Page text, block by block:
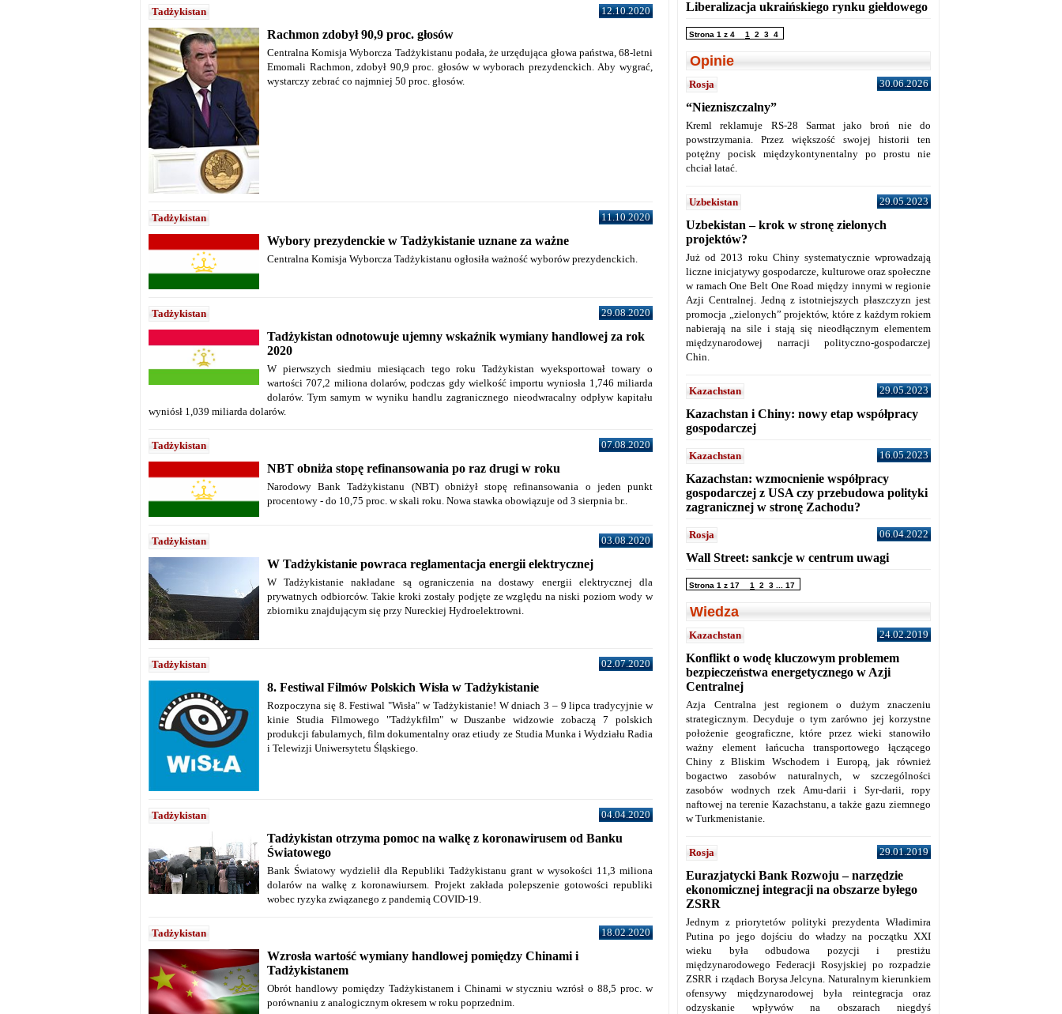
Tadżykistan 12.10.2020
Rachmon zdobył 90,9 proc. głosów
Centralna Komisja Wyborcza Tadżykistanu podała, że ​​urzędująca głowa państwa, 68-letni
Emomali Rachmon, zdobył 90,9 proc. głosów w wyborach prezydenckich. Aby wygrać,
wystarczy zebrać co najmniej 50 proc. głosów.
Tadżykistan 11.10.2020
Wybory prezydenckie w Tadżykistanie uznane za ważne
Centralna Komisja Wyborcza Tadżykistanu ogłosiła ważność wyborów prezydenckich.
Tadżykistan 29.08.2020
Tadżykistan odnotowuje ujemny wskaźnik wymiany handlowej za rok
2020
W pierwszych siedmiu miesiącach tego roku Tadżykistan wyeksportował towary o
wartości 707,2 miliona dolarów, podczas gdy wielkość importu wyniosła 1,746 miliarda
dolarów. Tym samym w wyniku handlu zagranicznego nieodwracalny odpływ kapitału
wyniósł 1,039 miliarda dolarów.
Tadżykistan 07.08.2020
NBT obniża stopę refinansowania po raz drugi w roku
Narodowy Bank Tadżykistanu (NBT) obniżył stopę refinansowania o jeden punkt
procentowy - do 10,75 proc. w skali roku. Nowa stawka obowiązuje od 3 sierpnia br..
Tadżykistan 03.08.2020
W Tadżykistanie powraca reglamentacja energii elektrycznej
W Tadżykistanie nakładane są ograniczenia na dostawy energii elektrycznej dla
prywatnych odbiorców. Takie kroki zostały podjęte ze względu na niski poziom wody w
zbiorniku znajdującym się przy Nureckiej Hydroelektrowni.
Tadżykistan 02.07.2020
8. Festiwal Filmów Polskich Wisła w Tadżykistanie
Rozpoczyna się 8. Festiwal "Wisła" w Tadżykistanie! W dniach 3 – 9 lipca tradycyjnie w
kinie Studia Filmowego "Tadżykfilm" w Duszanbe widzowie zobaczą 7 polskich
produkcji fabularnych, film dokumentalny oraz etiudy ze Studia Munka i Wydziału Radia
i Telewizji Uniwersytetu Śląskiego.
Tadżykistan 04.04.2020
Tadżykistan otrzyma pomoc na walkę z koronawirusem od Banku
Światowego
Bank Światowy wydzielił dla Republiki Tadżykistanu grant w wysokości 11,3 miliona
dolarów na walkę z koronawiursem. Projekt zakłada polepszenie gotowości republiki
wobec ryzyka związanego z pandemią COVID-19.
Tadżykistan 18.02.2020
Wzrosła wartość wymiany handlowej pomiędzy Chinami i
Tadżykistanem
Obrót handlowy pomiędzy Tadżykistanem i Chinami w styczniu wzrósł o 88,5 proc. w
porównaniu z analogicznym okresem w roku poprzednim.
Liberalizacja ukraińskiego rynku giełdowego
Strona 1 z 4 1 2 3 4
Opinie
Rosja 30.06.2026
“Niezniszczalny”
Kreml reklamuje RS-28 Sarmat jako broń nie do
powstrzymania. Przez większość swojej historii ten
potężny pocisk międzykontynentalny po prostu nie
chciał latać.
Uzbekistan 29.05.2023
Uzbekistan – krok w stronę zielonych
projektów?
Już od 2013 roku Chiny systematycznie wprowadzają
liczne inicjatywy gospodarcze, kulturowe oraz społeczne
w ramach One Belt One Road między innymi w regionie
Azji Centralnej. Jedną z istotniejszych płaszczyzn jest
promocja „zielonych” projektów, które z każdym rokiem
nabierają na sile i stają się nieodłącznym elementem
międzynarodowej narracji polityczno-gospodarczej
Chin.
Kazachstan 29.05.2023
Kazachstan i Chiny: nowy etap współpracy
gospodarczej
Kazachstan 16.05.2023
Kazachstan: wzmocnienie współpracy
gospodarczej z USA czy przebudowa polityki
zagranicznej w stronę Zachodu?
Rosja 06.04.2022
Wall Street: sankcje w centrum uwagi
Strona 1 z 17 1 2 3 17
Wiedza
Kazachstan 24.02.2019
Konflikt o wodę kluczowym problemem
bezpieczeństwa energetycznego w Azji
Centralnej
Azja Centralna jest regionem o dużym znaczeniu
strategicznym. Decyduje o tym zarówno jej korzystne
położenie geograficzne, które przez wieki stanowiło
ważny element łańcucha transportowego łączącego
Chiny z Bliskim Wschodem i Europą, jak również
bogactwo zasobów naturalnych, w szczególności
zasobów wodnych rzek Amu-darii i Syr-darii, ropy
naftowej na terenie Kazachstanu, a także gazu ziemnego
w Turkmenistanie.
Rosja 29.01.2019
Eurazjatycki Bank Rozwoju – narzędzie
ekonomicznej integracji na obszarze byłego
ZSRR
Jednym z priorytetów polityki prezydenta Władimira
Putina po jego dojściu do władzy na początku XXI
wieku była odbudowa pozycji i prestiżu
międzynarodowego Federacji Rosyjskiej po rozpadzie
ZSRR i rządach Borysa Jelcyna. Naturalnym kierunkiem
ofensywy międzynarodowej była reintegracja oraz
odzyskanie wpływów na obszarach niegdyś